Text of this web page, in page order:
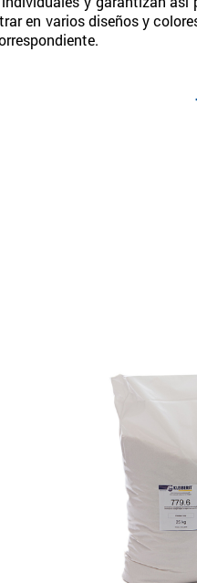
en varios diseños y